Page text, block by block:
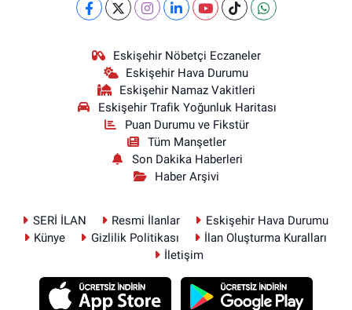
Eskişehir Nöbetçi Eczaneler
Eskişehir Hava Durumu
Eskişehir Namaz Vakitleri
Eskişehir Trafik Yoğunluk Haritası
Puan Durumu ve Fikstür
Tüm Manşetler
Son Dakika Haberleri
Haber Arşivi
SERİ İLAN Resmi İlanlar
Eskişehir Hava Durumu
Künye
Gizlilik Politikası
İlan Oluşturma Kuralları
İletişim